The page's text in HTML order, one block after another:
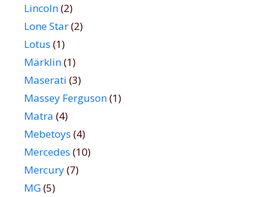
Lincoln(2)
Lone Star(2)
Lotus (1)
Märklin(1)
Maserati (3)
Massey Ferguson(1)
Matra (4)
Mebetoys (4)
Mercedes (10)
Mercury(7)
MG(5)